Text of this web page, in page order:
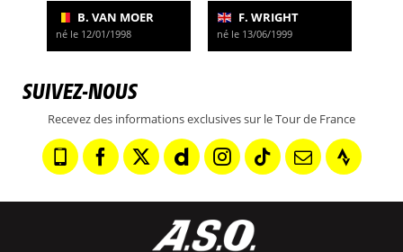
B. VAN MOER
né le 12/01/1998
F. WRIGHT
né le 13/06/1999
SUIVEZ-NOUS
Recevez des informations exclusives sur le Tour de France